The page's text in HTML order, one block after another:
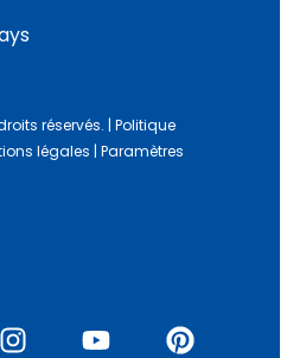
réservés. |Politique
légales |Paramètres